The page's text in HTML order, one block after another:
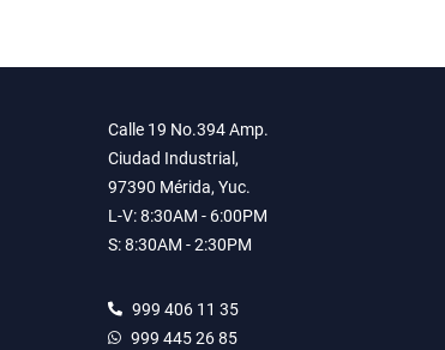
Calle 19 No.394 Amp.
Ciudad Industrial,
97390 Mérida, Yuc.
L-V: 8:30AM - 6:00PM
S: 8:30AM - 2:30PM
999 406 11 35
999 445 26 85